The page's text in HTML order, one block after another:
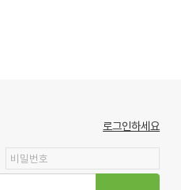
로그인하세요